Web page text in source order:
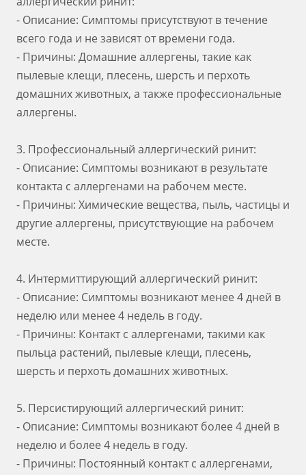
- Описание: Симптомы присутствуют в течение
всего года и не зависят от времени года.
- Причины: Домашние аллергены, такие как
пылевые клещи, плесень, шерсть и перхоть
домашних животных, а также профессиональные
аллергены.
3. Профессиональный аллергический ринит:
- Описание: Симптомы возникают в результате
контакта с аллергенами на рабочем месте.
- Причины: Химические вещества, пыль, частицы и
другие аллергены, присутствующие на рабочем
месте.
4. Интермиттирующий аллергический ринит:
- Описание: Симптомы возникают менее 4 дней в
неделю или менее 4 недель в году.
- Причины: Контакт с аллергенами, такими как
пыльца растений, пылевые клещи, плесень,
шерсть и перхоть домашних животных.
5. Персистирующий аллергический ринит:
- Описание: Симптомы возникают более 4 дней в
неделю и более 4 недель в году.
- Причины: Постоянный контакт с аллергенами,